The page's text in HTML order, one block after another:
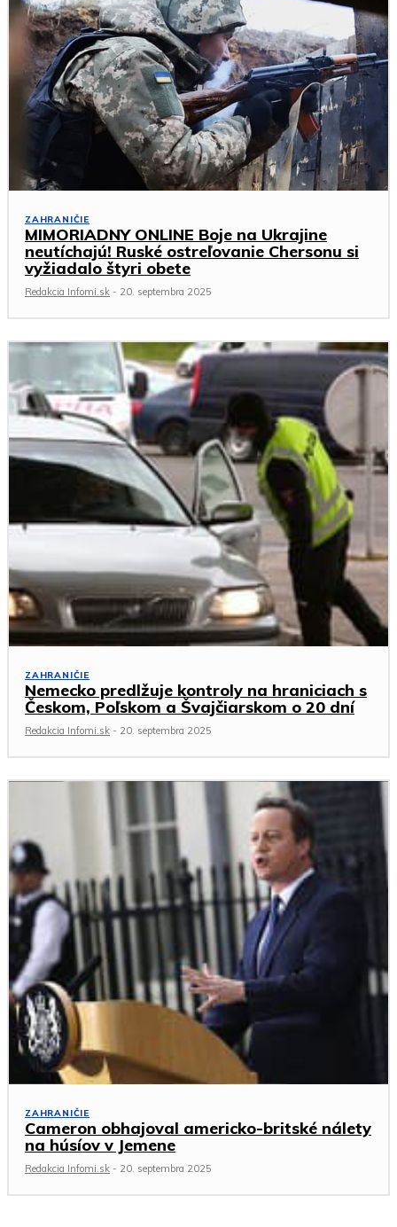
ZAHRANIČIE
MIMORIADNY ONLINE Boje na Ukrajine
neutíchajú! Ruské ostreľovanie Chersonu si
vyžiadalo štyri obete
Redakcia Infomi.sk - 20. septembra 2025
ZAHRANIČIE
Nemecko predlžuje kontroly na hraniciach s
Českom, Poľskom a Švajčiarskom o 20 dní
Redakcia Infomi.sk - 20. septembra 2025
ZAHRANIČIE
Cameron obhajoval americko-britské nálety
na húsíov v Jemene
Redakcia Infomi.sk - 20. septembra 2025